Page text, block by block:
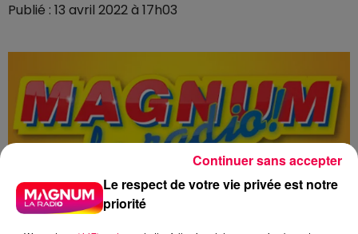
Publié : 13 avril 2022 à 17h03
Le respect de votre vie privée est notre
priorité
Continuer sans accepter